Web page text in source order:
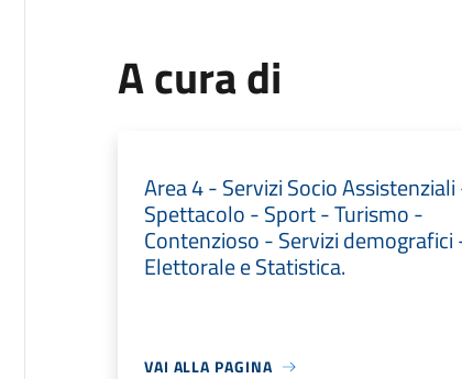
A cura di
Area 4 - Servizi Socio
Spettacolo - Sport - Turismo -
Contenzioso - Servizi demografici
Elettorale e Statistica.
VAI ALLA PAGINA